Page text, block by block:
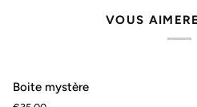
VOUS
AJOUTER AU PANIER
Boite
mystère
Boite mystère